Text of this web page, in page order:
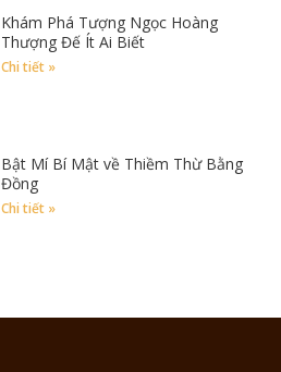
Khám Phá Tượng Ngọc Hoàng
Thượng Đế Ít Ai Biết
Chi tiết »
Bật Mí Bí Mật về Thiềm Thừ Bằng
Đồng
Chi tiết »